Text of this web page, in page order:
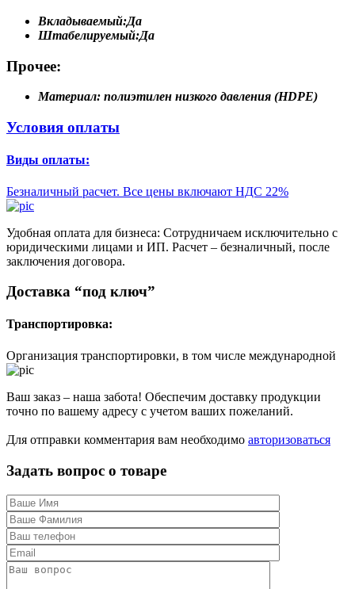
Вкладываемый:Да
Штабелируемый:Да
Прочее:
Материал: полиэтилен низкого давления (HDPE)
Условия оплаты
Виды оплаты:
Безналичный расчет. Все цены включают НДС 22%
Удобная оплата для бизнеса: Сотрудничаем исключительно с
юридическими лицами и ИП. Расчет – безналичный, после
заключения договора.
Доставка “под ключ”
Транспортировка:
Организация транспортировки, в том числе международной
Ваш заказ – наша забота! Обеспечим доставку продукции
точно по вашему адресу с учетом ваших пожеланий.
Для отправки комментария вам необходимо авторизоваться
Задать вопрос о товаре